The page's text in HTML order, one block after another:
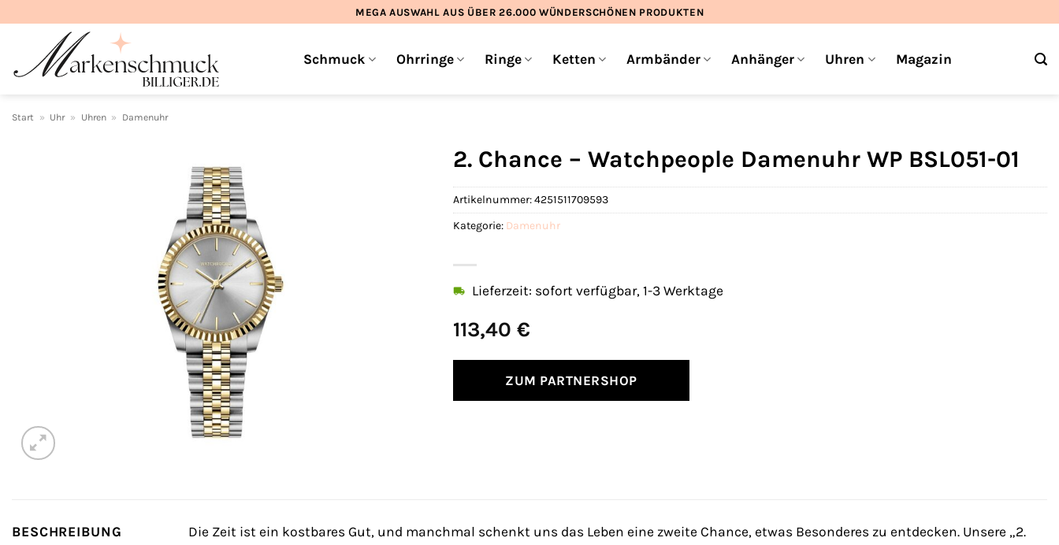
springen
MEGA AUSWAHL AUS ÜBER 26.000 WÜNDERSCHÖNEN PRODUKTEN
Schmuck Ohrringe Ringe Ketten Armbänder Anhänger Uhren Magazin
Start » Uhr » Uhren » Damenuhr
2. Chance – Watchpeople Damenuhr WP BSL051-01
113,40 €
Lieferzeit: sofort verfügbar, 1-3 Werktage
ZUM PARTNERSHOP
Artikelnummer:4251511709593
Kategorie: Damenuhr
BESCHREIBUNG
Die Zeit ist ein kostbares Gut, und manchmal schenkt uns das Leben eine zweite Chance, etwas Besonderes zu entdecken. Unsere „2.